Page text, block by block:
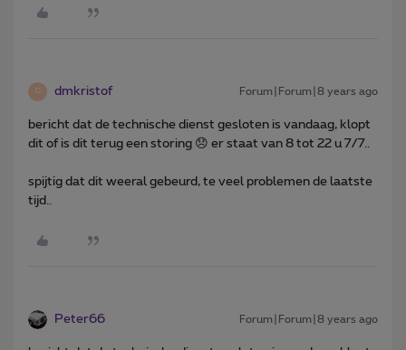
D dmkristof Forum|Forum|8 years ago
bericht dat de technische dienst gesloten is vandaag, klopt
dit of is dit terug een storing 😞 er staat van 8 tot 22 u 7/7..
spijtig dat dit weeral gebeurd, te veel problemen de laatste
tijd..
Peter66 Forum|Forum|8 years ago